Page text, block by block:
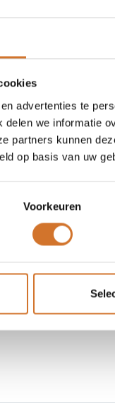
advertenties te
we informatie
partners kunnen
op basis van uw
Voorkeuren